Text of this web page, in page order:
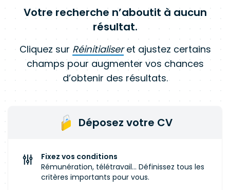
Votre recherche n’aboutit à aucun
résultat.
Cliquez sur Réinitialiseret ajustez certains
champs pour augmenter vos chances
d’obtenir des résultats.
Déposez votre CV
Fixez vos conditions
Rémunération, télétravail... Définissez tous les
critères importants pour vous.